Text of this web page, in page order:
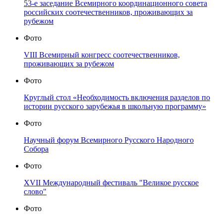
53-е заседание Всемирного координационного совета
российских соотечественников, проживающих за
рубежом
Фото
VIII Всемирный конгресс соотечественников,
проживающих за рубежом
Фото
Круглый стол «Необходимость включения разделов по
истории русского зарубежья в школьную программу»
Фото
Научный форум Всемирного Русского Народного
Собора
Фото
XVII Международный фестиваль "Великое русское
слово"
Фото